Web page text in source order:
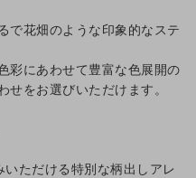
で花畑のような印象的なステ
彩にあわせて豊富な色展開の
せをお選びいただけます。
ただける特別な柄出しアレ